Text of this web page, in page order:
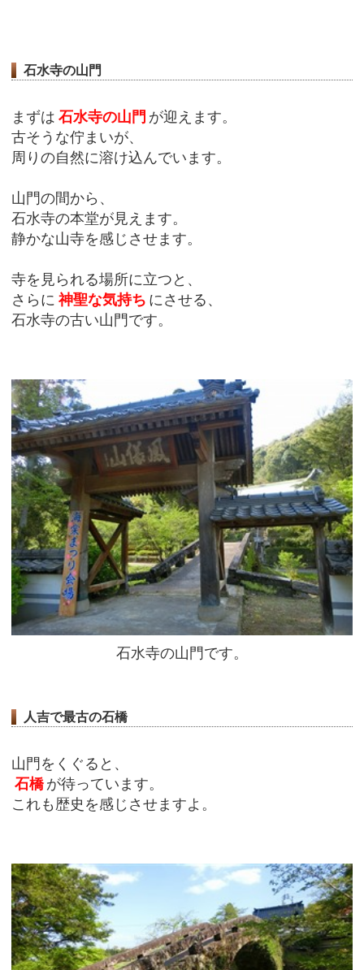
石水寺の山門
まずは 石水寺の山門 が迎えます。
古そうな佇まいが、
周りの自然に溶け込んでいます。
山門の間から、
石水寺の本堂が見えます。
静かな山寺を感じさせます。
寺を見られる場所に立つと、
さらに 神聖な気持ち にさせる、
石水寺の古い山門です。
石水寺の山門です。
人吉で最古の石橋
山門をくぐると、
石橋 が待っています。
これも歴史を感じさせますよ。